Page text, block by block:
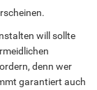
will sollte
denn wer
garantiert auch